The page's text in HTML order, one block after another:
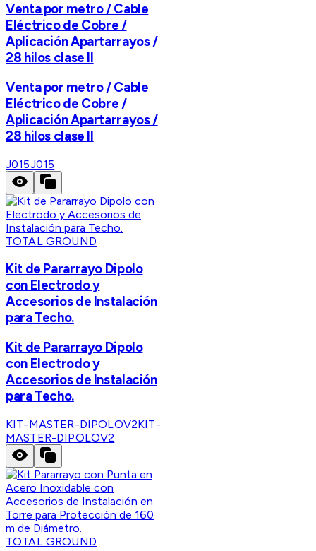
Venta por metro / Cable
Eléctrico de Cobre /
Aplicación Apartarrayos /
28 hilos clase II
Venta por metro / Cable
Eléctrico de Cobre /
Aplicación Apartarrayos /
28 hilos clase II
J015J015
TOTAL GROUND
Kit de Pararrayo Dipolo
con Electrodo y
Accesorios de Instalación
para Techo.
Kit de Pararrayo Dipolo
con Electrodo y
Accesorios de Instalación
para Techo.
KIT-MASTER-DIPOLOV2KIT-
MASTER-DIPOLOV2
TOTAL GROUND